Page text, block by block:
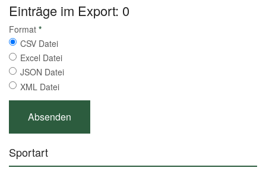
Einträge im Export: 0
Format *
CSV Datei
Excel Datei
JSON Datei
XML Datei
Sportart